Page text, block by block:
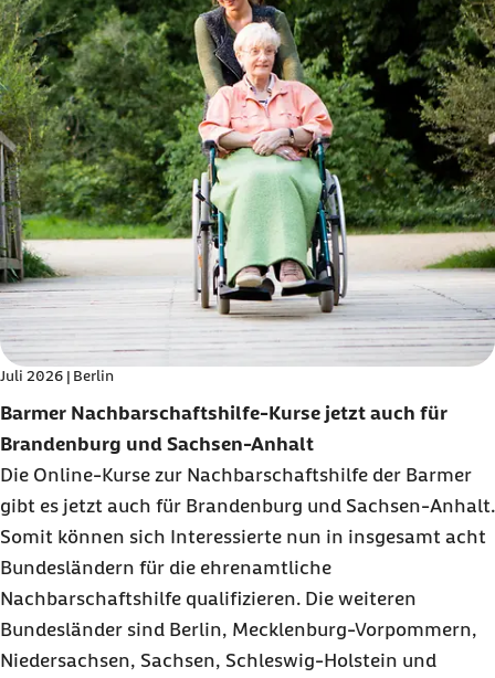
Juli 2026 | Berlin
Barmer Nachbarschaftshilfe-Kurse jetzt auch für
Brandenburg und Sachsen-Anhalt
Die Online-Kurse zur Nachbarschaftshilfe der Barmer
gibt es jetzt auch für Brandenburg und Sachsen-Anhalt.
Somit können sich Interessierte nun in insgesamt acht
Bundesländern für die ehrenamtliche
Nachbarschaftshilfe qualifizieren. Die weiteren
Bundesländer sind Berlin, Mecklenburg-Vorpommern,
Niedersachsen, Sachsen, Schleswig-Holstein und